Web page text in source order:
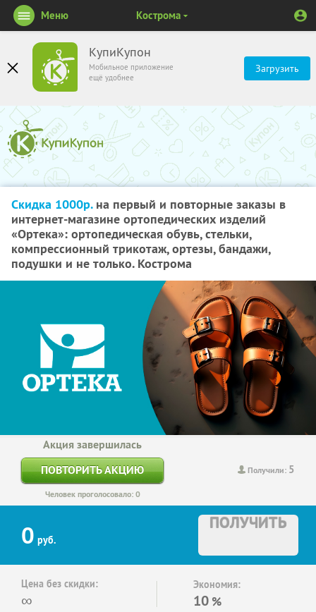
КупиКупон
Мобильное приложение
ещё удобнее
Загрузить
Меню Кострома
Скидка 1000р.на первый и повторные заказы в
интернет-магазине ортопедических изделий
«Ортека»: ортопедическая обувь, стельки,
компрессионный трикотаж, ортезы, бандажи,
подушки и не только. Кострома
Получили: 5
Акция завершилась
ПОВТОРИТЬ АКЦИЮ
Человек проголосовало: 0
0 руб.
ПОЛУЧИТЬ
Цена без скидки:
∞
Экономия:
10 %